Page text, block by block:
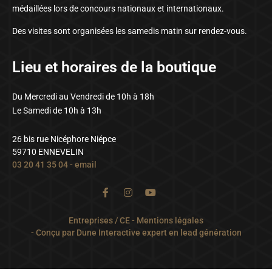
médaillées lors de concours nationaux et internationaux.
Des visites sont organisées les samedis matin sur rendez-vous.
Lieu et horaires de la boutique
Du Mercredi au Vendredi de 10h à 18h
Le Samedi de 10h à 13h
26 bis rue Nicéphore Niépce
59710 ENNEVELIN
03 20 41 35 04- email
Entreprises / CE- Mentions légales
- Conçu par Dune Interactive expert en lead génération